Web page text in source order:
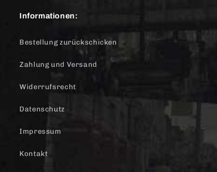
Informationen:
Bestellung zurückschicken
Zahlung und Versand
Widerrufsrecht
Datenschutz
Impressum
Kontakt